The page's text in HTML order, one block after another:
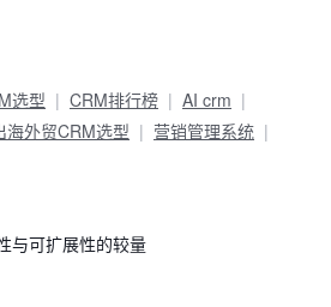
选型 CRM排行榜
AI crm
海外贸CRM选型
营销管理系统
与可扩展性的较量